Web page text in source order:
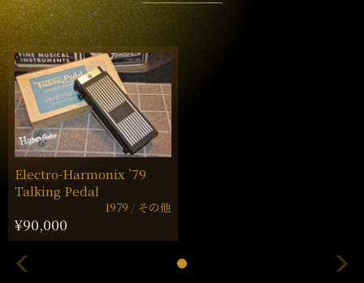
Electro-Harmonix ’79
Talking Pedal
1979 その他
¥90,000